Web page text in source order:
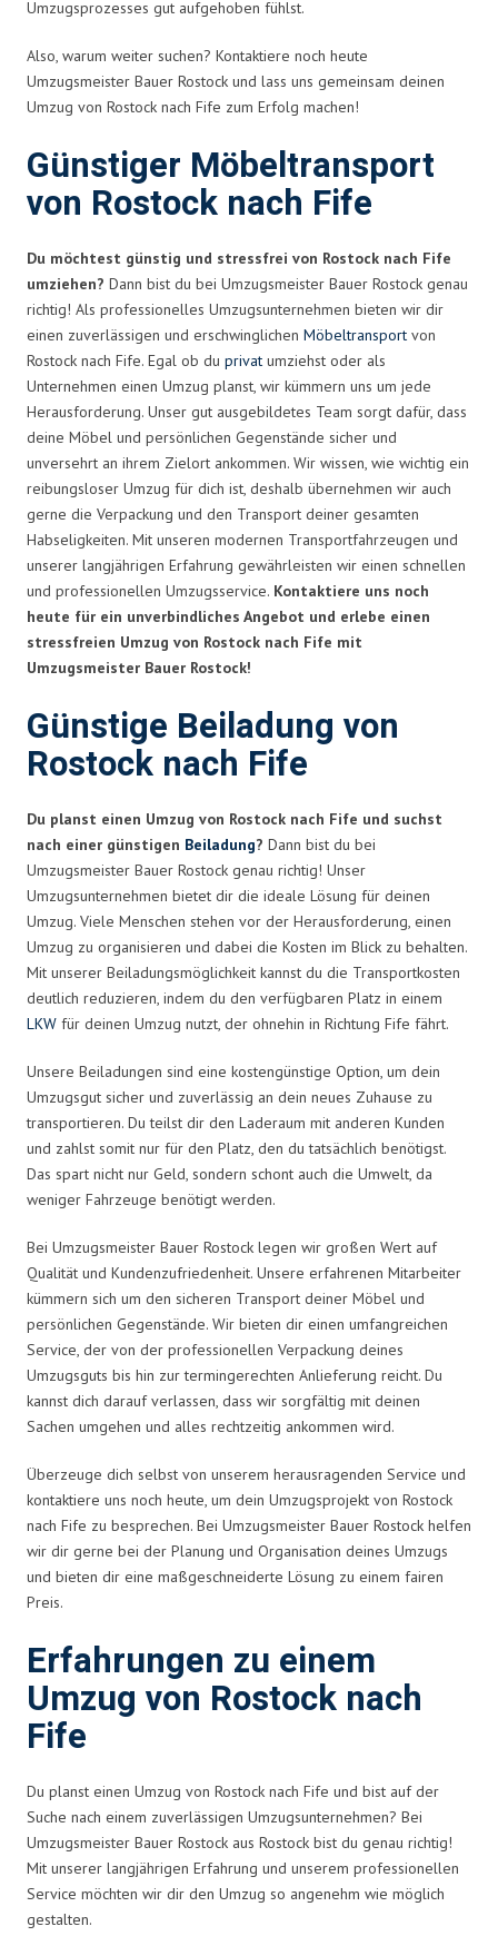
Umzugsprozesses gut aufgehoben fühlst.
Also, warum weiter suchen? Kontaktiere noch heute
Umzugsmeister Bauer Rostock und lass uns gemeinsam deinen
Umzug von Rostock nach Fife zum Erfolg machen!
Günstiger Möbeltransport
von Rostock nach Fife
Du möchtest günstig und stressfrei von Rostock nach Fife
umziehen? Dann bist du bei Umzugsmeister Bauer Rostock genau
richtig! Als professionelles Umzugsunternehmen bieten wir dir
einen zuverlässigen und erschwinglichen Möbeltransport von
Rostock nach Fife. Egal ob du privat umziehst oder als
Unternehmen einen Umzug planst, wir kümmern uns um jede
Herausforderung. Unser gut ausgebildetes Team sorgt dafür, dass
deine Möbel und persönlichen Gegenstände sicher und
unversehrt an ihrem Zielort ankommen. Wir wissen, wie wichtig ein
reibungsloser Umzug für dich ist, deshalb übernehmen wir auch
gerne die Verpackung und den Transport deiner gesamten
Habseligkeiten. Mit unseren modernen Transportfahrzeugen und
unserer langjährigen Erfahrung gewährleisten wir einen schnellen
und professionellen Umzugsservice. Kontaktiere uns noch
heute für ein unverbindliches Angebot und erlebe einen
stressfreien Umzug von Rostock nach Fife mit
Umzugsmeister Bauer Rostock!
Günstige Beiladung von
Rostock nach Fife
Du planst einen Umzug von Rostock nach Fife und suchst
nach einer günstigen Beiladung? Dann bist du bei
Umzugsmeister Bauer Rostock genau richtig! Unser
Umzugsunternehmen bietet dir die ideale Lösung für deinen
Umzug. Viele Menschen stehen vor der Herausforderung, einen
Umzug zu organisieren und dabei die Kosten im Blick zu behalten.
Mit unserer Beiladungsmöglichkeit kannst du die Transportkosten
deutlich reduzieren, indem du den verfügbaren Platz in einem
LKW für deinen Umzug nutzt, der ohnehin in Richtung Fife fährt.
Unsere Beiladungen sind eine kostengünstige Option, um dein
Umzugsgut sicher und zuverlässig an dein neues Zuhause zu
transportieren. Du teilst dir den Laderaum mit anderen Kunden
und zahlst somit nur für den Platz, den du tatsächlich benötigst.
Das spart nicht nur Geld, sondern schont auch die Umwelt, da
weniger Fahrzeuge benötigt werden.
Bei Umzugsmeister Bauer Rostock legen wir großen Wert auf
Qualität und Kundenzufriedenheit. Unsere erfahrenen Mitarbeiter
kümmern sich um den sicheren Transport deiner Möbel und
persönlichen Gegenstände. Wir bieten dir einen umfangreichen
Service, der von der professionellen Verpackung deines
Umzugsguts bis hin zur termingerechten Anlieferung reicht. Du
kannst dich darauf verlassen, dass wir sorgfältig mit deinen
Sachen umgehen und alles rechtzeitig ankommen wird.
Überzeuge dich selbst von unserem herausragenden Service und
kontaktiere uns noch heute, um dein Umzugsprojekt von Rostock
nach Fife zu besprechen. Bei Umzugsmeister Bauer Rostock helfen
wir dir gerne bei der Planung und Organisation deines Umzugs
und bieten dir eine maßgeschneiderte Lösung zu einem fairen
Preis.
Erfahrungen zu einem
Umzug von Rostock nach
Fife
Du planst einen Umzug von Rostock nach Fife und bist auf der
Suche nach einem zuverlässigen Umzugsunternehmen? Bei
Umzugsmeister Bauer Rostock aus Rostock bist du genau richtig!
Mit unserer langjährigen Erfahrung und unserem professionellen
Service möchten wir dir den Umzug so angenehm wie möglich
gestalten.